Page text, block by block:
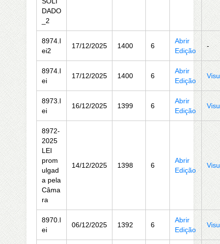
DADO
_2
8974.l
ei2
17/12/2025 1400 6
Abrir
Edição
-
8974.l
ei
17/12/2025 1400 6
Abrir
Edição
8973.l
ei
16/12/2025 1399 6
Abrir
Edição
8972-
2025
LEI
prom
ulgad
a pela
Câma
ra
14/12/2025 1398 6
Abrir
Edição
8970.l
ei
06/12/2025 1392 6
Abrir
Edição